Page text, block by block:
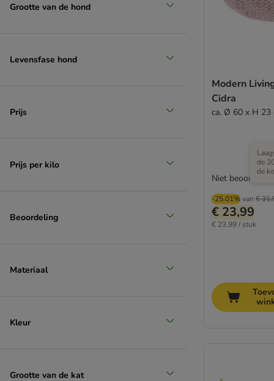
Grootte van de hond
Levensfase hond
Prijs
Prijs per kilo
Beoordeling
Materiaal
Kleur
Grootte van de kat
Modern
Cidra
ca. Ø 60 x H 23
-25.01%van €
de
de
€ 23,99
€ 23,99 / stuk
Niet beoordeeld